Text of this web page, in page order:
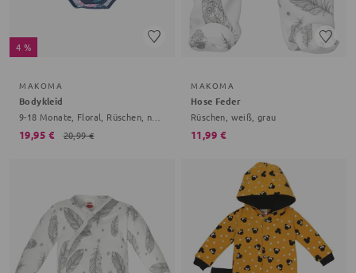
4 %
MAKOMA
Bodykleid
19,95 € 20,99 €
MAKOMA
Hose Feder
Rüschen, weiß, grau
11,99 €